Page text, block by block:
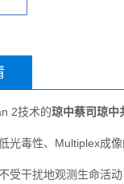
2技术的琼中蔡司琼中
毒性、Multiplex成像
干扰地观测生命活动